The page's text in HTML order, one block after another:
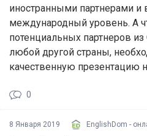
иностранными партнерами и
международный уровень. А
потенциальных партнеров
любой другой страны,
качественную презентацию
0
8 Января 2019 EnglishDom -